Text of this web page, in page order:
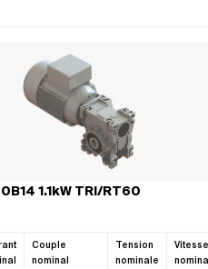
1.1kW TRI/RT60
Couple
nominal
Tension
nominale
Vitesse
COMMANDESACCESSOIRES
? Consultez notre guide pour